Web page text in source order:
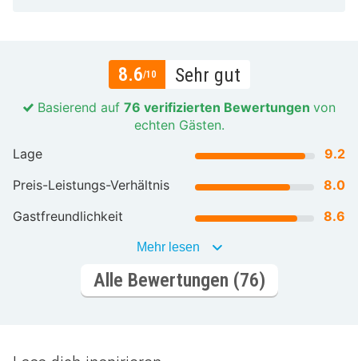
8.6/10 Sehr gut
Basierend auf 76 verifizierten Bewertungen von
echten Gästen.
Lage
9.2
Preis-Leistungs-Verhältnis
8.0
Gastfreundlichkeit
8.6
Mehr lesen
Alle Bewertungen (76)